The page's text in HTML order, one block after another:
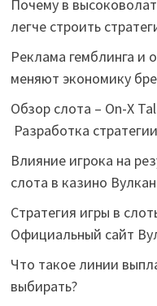
Почему в
легче строить
Реклама гемблинга и
меняют экономику
Обзор слота – On-X
Разработка
Влияние игрока на
слота в казино
Стратегия игры в
Официальный сайт
Что такое линии
выбирать?